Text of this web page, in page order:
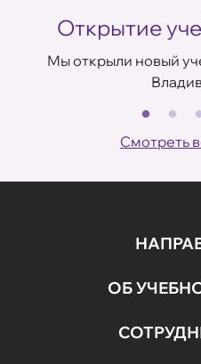
Открытие
Мы открыли новый
Смотреть
ОБ